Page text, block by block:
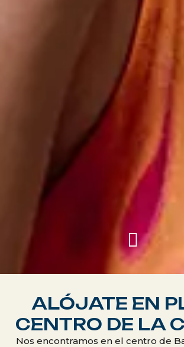
ALÓJATE EN
CENTRO DE LA
Nos encontramos en el centro de